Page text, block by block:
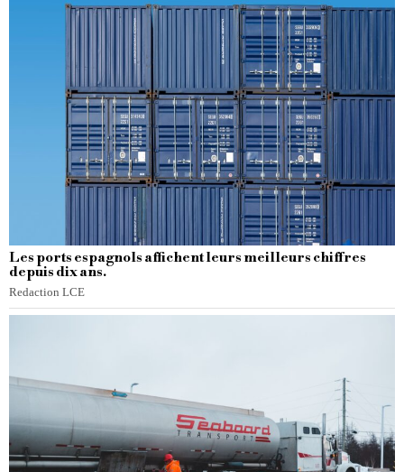
Les ports espagnols affichent leurs meilleurs chiffres
depuis dix ans.
Redaction LCE